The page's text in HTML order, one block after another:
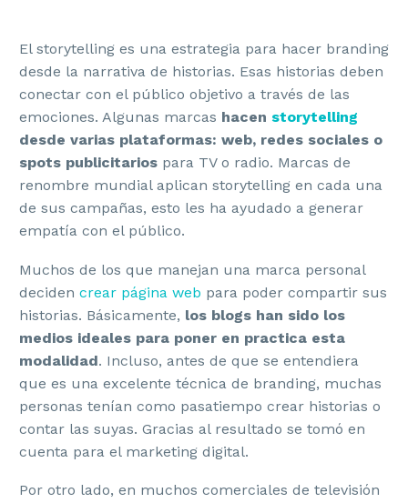
El storytelling es una estrategia para hacer branding
desde la narrativa de historias. Esas historias deben
conectar con el público objetivo a través de las
emociones. Algunas marcas hacen storytelling
desde varias plataformas: web, redes sociales o
spots publicitarios para TV o radio. Marcas de
renombre mundial aplican storytelling en cada una
de sus campañas, esto les ha ayudado a generar
empatía con el público.
Muchos de los que manejan una marca personal
deciden crear página web para poder compartir sus
historias. Básicamente, los blogs han sido los
medios ideales para poner en practica esta
modalidad. Incluso, antes de que se entendiera
que es una excelente técnica de branding, muchas
personas tenían como pasatiempo crear historias o
contar las suyas. Gracias al resultado se tomó en
cuenta para el marketing digital.
Por otro lado, en muchos comerciales de televisión